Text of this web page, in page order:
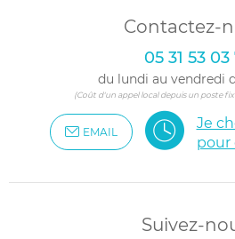
Contactez-
05 31 53 03
du lundi au vendredi
(Coût d'un appel local depuis un poste
EMAIL
Je
pour
Suivez-